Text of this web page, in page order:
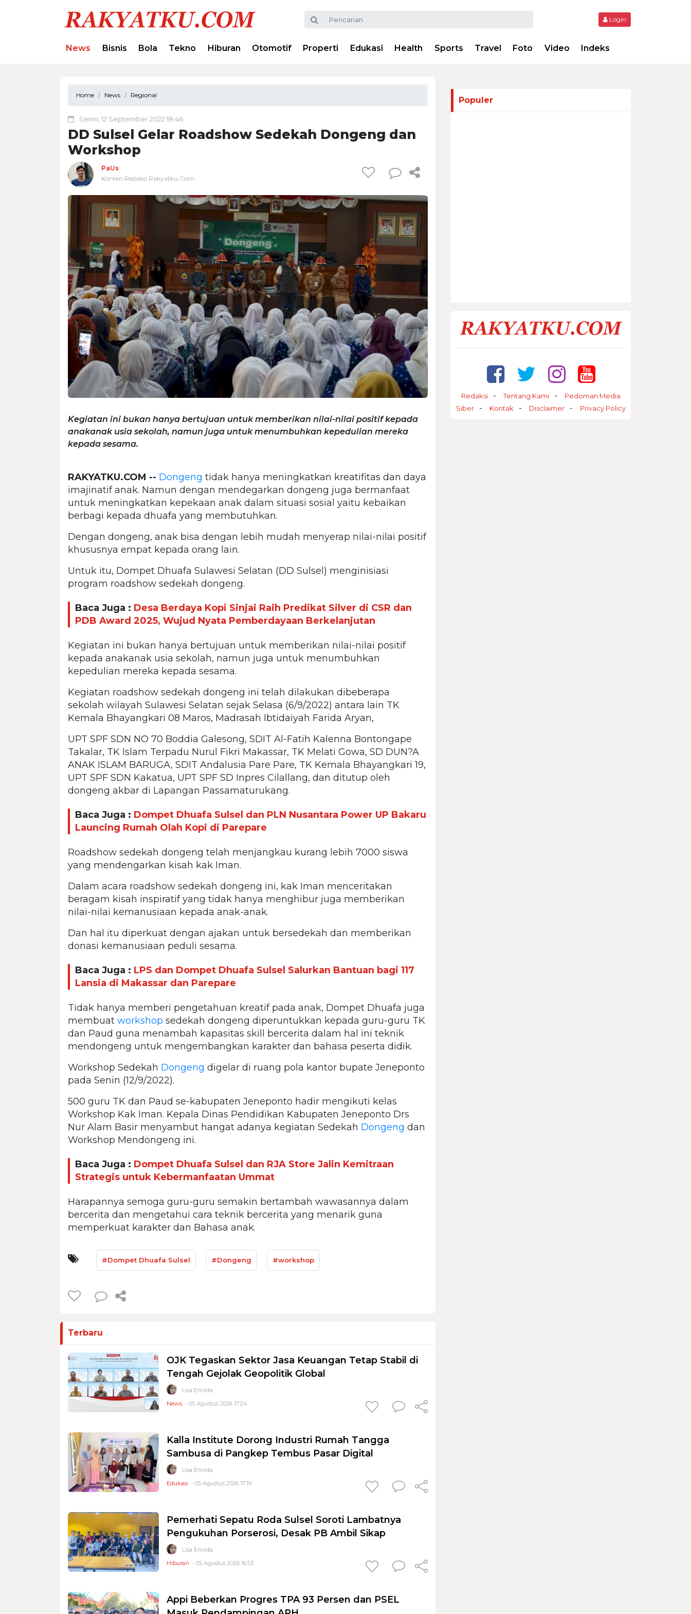
Login
News Bisnis Bola Tekno Hiburan Otomotif Properti Edukasi Health Sports Travel Foto Video Indeks
Home News Regional
Senin, 12 September 2022 18:46
DD Sulsel Gelar Roadshow Sedekah Dongeng dan
Workshop
PaUs
Konten Redaksi Rakyatku.Com
Kegiatan ini bukan hanya bertujuan untuk memberikan nilai-nilai positif kepada
anakanak usia sekolah, namun juga untuk menumbuhkan kepedulian mereka
kepada sesama.
RAKYATKU.COM -- Dongeng tidak hanya meningkatkan kreatifitas dan daya
imajinatif anak. Namun dengan mendegarkan dongeng juga bermanfaat
untuk meningkatkan kepekaan anak dalam situasi sosial yaitu kebaikan
berbagi kepada dhuafa yang membutuhkan.
Dengan dongeng, anak bisa dengan lebih mudah menyerap nilai-nilai positif
khususnya empat kepada orang lain.
Untuk itu, Dompet Dhuafa Sulawesi Selatan (DD Sulsel) menginisiasi
program roadshow sedekah dongeng.
Baca Juga : Desa Berdaya Kopi Sinjai Raih Predikat Silver di CSR dan
PDB Award 2025, Wujud Nyata Pemberdayaan Berkelanjutan
Kegiatan ini bukan hanya bertujuan untuk memberikan nilai-nilai positif
kepada anakanak usia sekolah, namun juga untuk menumbuhkan
kepedulian mereka kepada sesama.
Kegiatan roadshow sedekah dongeng ini telah dilakukan dibeberapa
sekolah wilayah Sulawesi Selatan sejak Selasa (6/9/2022) antara lain TK
Kemala Bhayangkari 08 Maros, Madrasah Ibtidaiyah Farida Aryan,
UPT SPF SDN NO 70 Boddia Galesong, SDIT Al-Fatih Kalenna Bontongape
Takalar, TK Islam Terpadu Nurul Fikri Makassar, TK Melati Gowa, SD DUN?A
ANAK ISLAM BARUGA, SDIT Andalusia Pare Pare, TK Kemala Bhayangkari 19,
UPT SPF SDN Kakatua, UPT SPF SD Inpres Cilallang, dan ditutup oleh
dongeng akbar di Lapangan Passamaturukang.
Baca Juga : Dompet Dhuafa Sulsel dan PLN Nusantara Power UP Bakaru
Launcing Rumah Olah Kopi di Parepare
Roadshow sedekah dongeng telah menjangkau kurang lebih 7000 siswa
yang mendengarkan kisah kak Iman.
Dalam acara roadshow sedekah dongeng ini, kak Iman menceritakan
beragam kisah inspiratif yang tidak hanya menghibur juga memberikan
nilai-nilai kemanusiaan kepada anak-anak.
Dan hal itu diperkuat dengan ajakan untuk bersedekah dan memberikan
donasi kemanusiaan peduli sesama.
Baca Juga : LPS dan Dompet Dhuafa Sulsel Salurkan Bantuan bagi 117
Lansia di Makassar dan Parepare
Tidak hanya memberi pengetahuan kreatif pada anak, Dompet Dhuafa juga
membuat workshop sedekah dongeng diperuntukkan kepada guru-guru TK
dan Paud guna menambah kapasitas skill bercerita dalam hal ini teknik
mendongeng untuk mengembangkan karakter dan bahasa peserta didik.
Workshop Sedekah Dongeng digelar di ruang pola kantor bupate Jeneponto
pada Senin (12/9/2022).
500 guru TK dan Paud se-kabupaten Jeneponto hadir mengikuti kelas
Workshop Kak Iman. Kepala Dinas Pendidikan Kabupaten Jeneponto Drs
Nur Alam Basir menyambut hangat adanya kegiatan Sedekah Dongeng dan
Workshop Mendongeng ini.
Baca Juga : Dompet Dhuafa Sulsel dan RJA Store Jalin Kemitraan
Strategis untuk Kebermanfaatan Ummat
Harapannya semoga guru-guru semakin bertambah wawasannya dalam
bercerita dan mengetahui cara teknik bercerita yang menarik guna
memperkuat karakter dan Bahasa anak.
#Dompet Dhuafa Sulsel #Dongeng #workshop
Terbaru
OJK Tegaskan Sektor Jasa Keuangan Tetap Stabil di
Tengah Gejolak Geopolitik Global
Lisa Emilda
News - 05 Agustus 2026 17:24
Kalla Institute Dorong Industri Rumah Tangga
Sambusa di Pangkep Tembus Pasar Digital
Lisa Emilda
Edukasi - 05 Agustus 2026 17:19
Pemerhati Sepatu Roda Sulsel Soroti Lambatnya
Pengukuhan Porserosi, Desak PB Ambil Sikap
Lisa Emilda
Hiburan - 05 Agustus 2026 16:53
Appi Beberkan Progres TPA 93 Persen dan PSEL
Populer
Redaksi Tentang Kami
Pedoman Media
Siber
Kontak Disclaimer Privacy Policy